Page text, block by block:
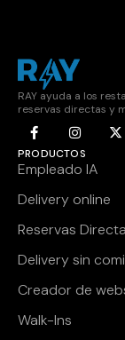
RAY ayuda a los
reservas directas y
PRODUCTOS
Empleado IA
Delivery online
Reservas
Delivery sin
Creador de
Walk-Ins